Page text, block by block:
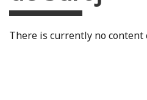
There is currently no